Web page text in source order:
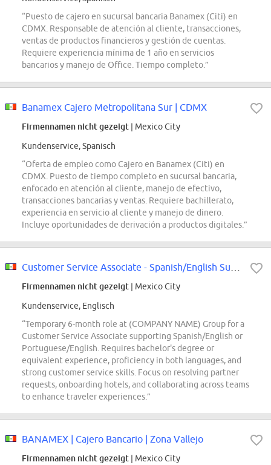
“Puesto de cajero en sucursal bancaria Banamex (Citi) en
CDMX. Responsable de atención al cliente, transacciones,
ventas de productos financieros y gestión de cuentas.
Requiere experiencia mínima de 1 año en servicios
bancarios y manejo de Office. Tiempo completo.”
Banamex Cajero Metropolitana Sur | CDMX
Firmennamen nicht gezeigt | Mexico City
Kundenservice, Spanisch
“Oferta de empleo como Cajero en Banamex (Citi) en
CDMX. Puesto de tiempo completo en sucursal bancaria,
enfocado en atención al cliente, manejo de efectivo,
transacciones bancarias y ventas. Requiere bachillerato,
experiencia en servicio al cliente y manejo de dinero.
Incluye oportunidades de derivación a productos digitales.”
Firmennamen nicht gezeigt | Mexico City
Kundenservice, Englisch
“Temporary 6-month role at (COMPANY NAME) Group for a
Customer Service Associate supporting Spanish/English or
Portuguese/English. Requires bachelor's degree or
equivalent experience, proficiency in both languages, and
strong customer service skills. Focus on resolving partner
requests, onboarding hotels, and collaborating across teams
to enhance traveler experiences.”
BANAMEX | Cajero Bancario | Zona Vallejo
Firmennamen nicht gezeigt | Mexico City